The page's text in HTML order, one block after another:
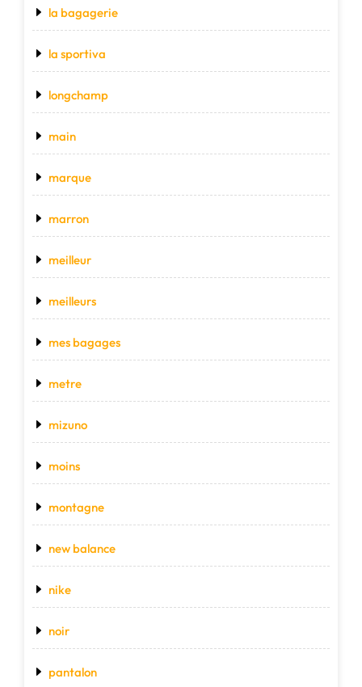
la bagagerie
la sportiva
longchamp
main
marque
marron
meilleur
meilleurs
mes bagages
metre
mizuno
moins
montagne
new balance
nike
noir
pantalon